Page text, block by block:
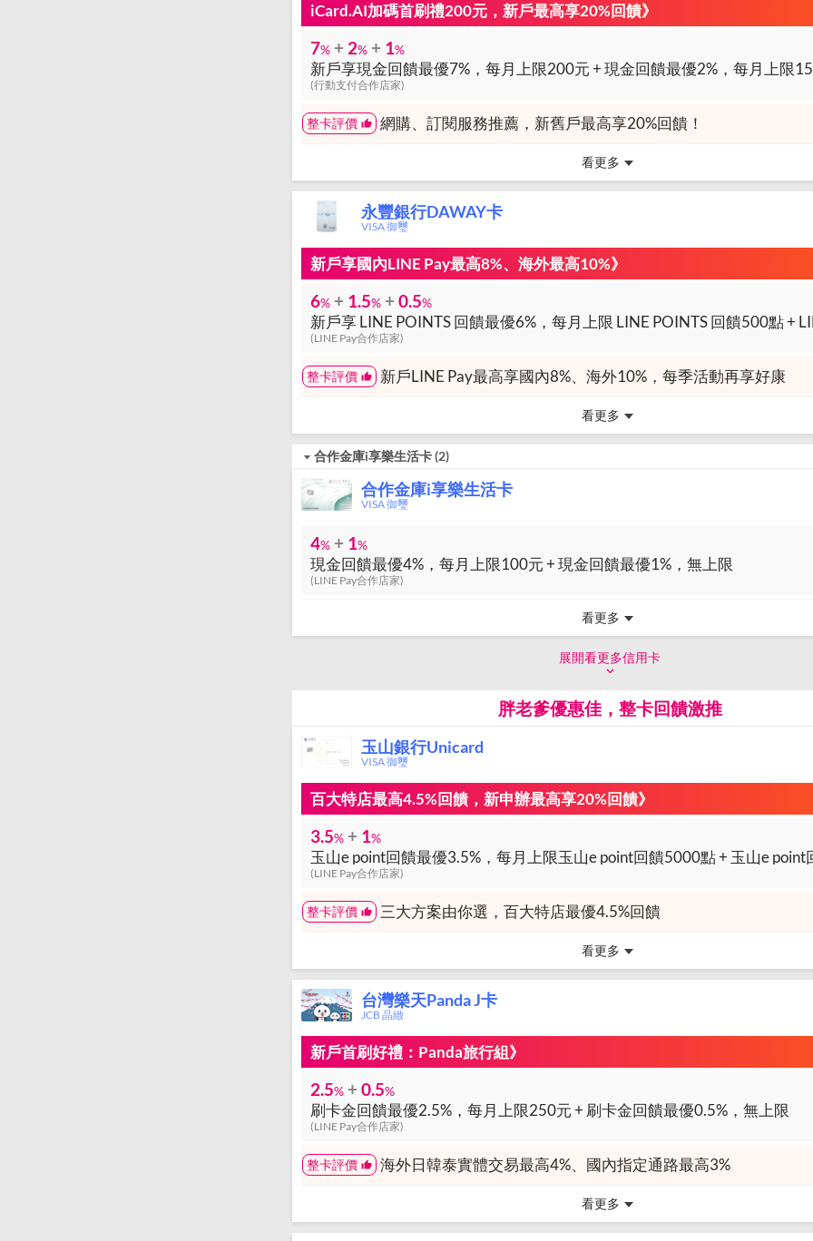
iCard.AI加碼首刷禮200元，新戶最高享20%回饋》
7% + 2% + 1%
(行動支付合作店家)
整卡評價 網購、訂閱服務推薦，新舊戶最高享20%回饋！
看更多
永豐銀行DAWAY卡
VISA 御璽
新戶享國內LINE Pay最高8%、海外最高10%》
6% + 1.5% + 0.5%
(LINE Pay合作店家)
整卡評價 新戶LINE Pay最高享國內8%、海外10%，每季活動再享好康
看更多
合作金庫i享樂生活卡(2)
合作金庫i享樂生活卡
VISA 御璽
4% + 1%
現金回饋最優4%，每月上限100元 + 現金回饋最優1%，無上限
(LINE Pay合作店家)
看更多
展開看更多信用卡
胖老爹優惠佳，整卡回饋激推
玉山銀行Unicard
VISA 御璽
百大特店最高4.5%回饋，新申辦最高享20%回饋》
3.5% + 1%
(LINE Pay合作店家)
整卡評價 三大方案由你選，百大特店最優4.5%回饋
看更多
台灣樂天Panda J卡
JCB 晶緻
新戶首刷好禮：Panda旅行組》
2.5% + 0.5%
刷卡金回饋最優2.5%，每月上限250元 + 刷卡金回饋最優0.5%，無上限
(LINE Pay合作店家)
整卡評價 海外日韓泰實體交易最高4%、國內指定通路最高3%
看更多